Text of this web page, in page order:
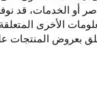
أو
الخدمات، قد
الأخرى
بعروض المنتجات